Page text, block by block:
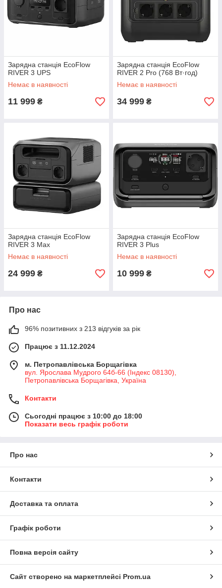
Зарядна станція EcoFlow
RIVER 3 UPS
Немає в наявності
11 999 ₴
Зарядна станція EcoFlow
RIVER 2 Pro (768 Вт·год)
Немає в наявності
34 999 ₴
Зарядна станція EcoFlow
RIVER 3 Max
Немає в наявності
24 999 ₴
Зарядна станція EcoFlow
RIVER 3 Plus
Немає в наявності
10 999 ₴
Про нас
96% позитивних з 213 відгуків за рік
Працює з 11.12.2024
м. Петропавлівська Борщагівка
вул. Ярослава Мудрого 64б-66 (Індекс 08130),
Петропавлівська Борщагівка, Україна
Контакти
Сьогодні працює з 10:00 до 18:00
Показати весь графік роботи
Про нас
Контакти
Доставка та оплата
Графік роботи
Повна версія сайту
Сайт створено на маркетплейсі Prom.ua